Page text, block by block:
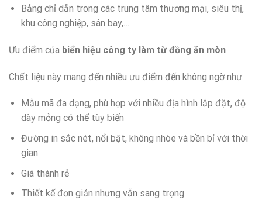
Bảng chỉ dẫn trong các trung tâm thương mại, siêu thị,
khu công nghiệp, sân bay,…
Ưu điểm của biển hiệu công ty làm từ đồng ăn mòn
Chất liệu này mang đến nhiều ưu điểm đến không ngờ như:
Mẫu mã đa dạng, phù hợp với nhiều địa hình lắp đặt, độ
dày mỏng có thể tùy biến
Đường in sắc nét, nổi bật, không nhòe và bền bỉ với thời
gian
Giá thành rẻ
Thiết kế đơn giản nhưng vẫn sang trọng